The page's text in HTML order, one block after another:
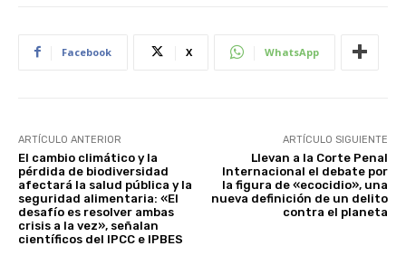
Facebook X WhatsApp
ARTÍCULO ANTERIOR
El cambio climático y la
pérdida de biodiversidad
afectará la salud pública y la
seguridad alimentaria: «El
desafío es resolver ambas
crisis a la vez», señalan
científicos del IPCC e IPBES
ARTÍCULO SIGUIENTE
Llevan a la Corte Penal
Internacional el debate por
la figura de «ecocidio», una
nueva definición de un delito
contra el planeta